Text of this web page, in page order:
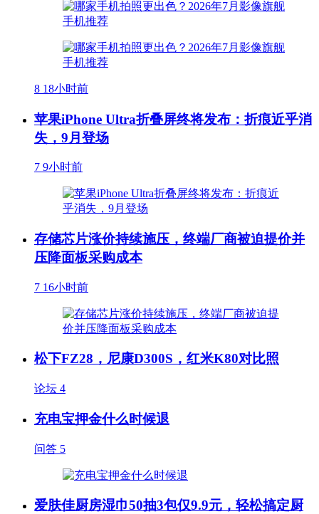
8 18小时前
苹果iPhone Ultra折叠屏终将发布：折痕近乎消
失，9月登场
7 9小时前
存储芯片涨价持续施压，终端厂商被迫提价并
压降面板采购成本
7 16小时前
松下FZ28，尼康D300S，红米K80对比照
论坛 4
充电宝押金什么时候退
问答 5
爱肤佳厨房湿巾50抽3包仅9.9元，轻松搞定厨